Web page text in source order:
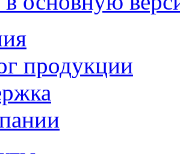
продукции